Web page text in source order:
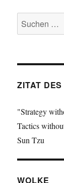
Suche
nach:
ZITAT DES
"Strategy
Tactics
Sun Tzu
WOLKE